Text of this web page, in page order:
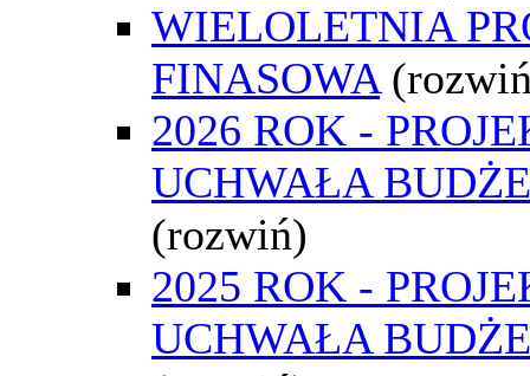
WIELOLETNIA
FINASOWA
2026 ROK -
UCHWAŁA
(rozwiń)
2025 ROK -
UCHWAŁA